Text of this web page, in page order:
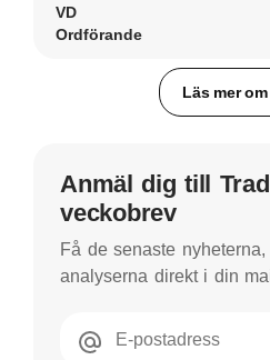
VD
Ordförande
Läs mer
Anmäl dig till
veckobrev
Få de senaste
analyserna direkt i din
E-postadress